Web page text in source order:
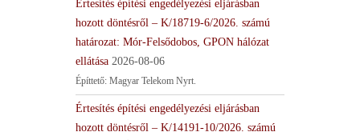
Értesítés építési engedélyezési eljárásban
hozott döntésről – K/18719-6/2026. számú
határozat: Mór-Felsődobos, GPON hálózat
ellátása 2026-08-06
Építtető: Magyar Telekom Nyrt.
Értesítés építési engedélyezési eljárásban
hozott döntésről – K/14191-10/2026. számú